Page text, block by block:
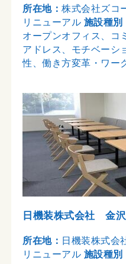
所在地：株式会社ズコ
リニューアル 施設種別
オープンオフィス、コ
アドレス、モチベーシ
性、働き方変革・ワー
日機装株式会社 金
所在地： 日機装株式
リニューアル 施設種別